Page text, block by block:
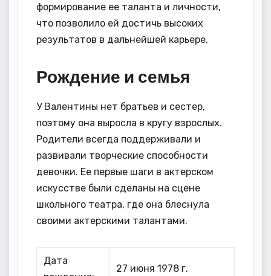
формирование ее таланта и личности,
что позволило ей достичь высоких
результатов в дальнейшей карьере.
Рождение и семья
У Валентины нет братьев и сестер,
поэтому она выросла в кругу взрослых.
Родители всегда поддерживали и
развивали творческие способности
девочки. Ее первые шаги в актерском
искусстве были сделаны на сцене
школьного театра, где она блеснула
своими актерскими талантами.
Дата
27 июня 1978 г.